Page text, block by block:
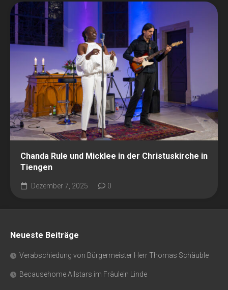
Chanda Rule und Micklee in der Christuskirche in
Tiengen
Dezember 7, 2025 0
Neueste Beiträge
Verabschiedung von Bürgermeister Herr Thomas Schäuble
Becausehome Allstars im Fräulein Linde